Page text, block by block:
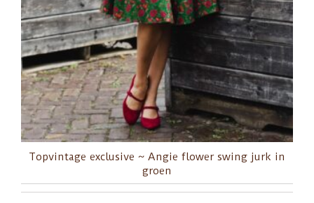
Topvintage exclusive ~ Angie flower swing jurk in
groen